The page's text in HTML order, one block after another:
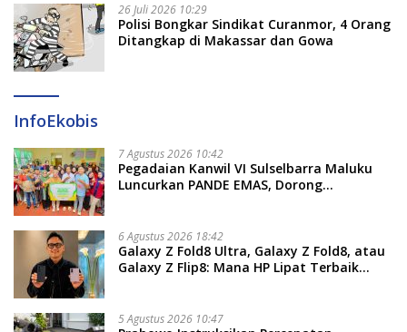
26 Juli 2026 10:29
Polisi Bongkar Sindikat Curanmor, 4 Orang
Ditangkap di Makassar dan Gowa
InfoEkobis
7 Agustus 2026 10:42
Pegadaian Kanwil VI Sulselbarra Maluku
Luncurkan PANDE EMAS, Dorong
6 Agustus 2026 18:42
Galaxy Z Fold8 Ultra, Galaxy Z Fold8, atau
Galaxy Z Flip8: Mana HP Lipat Terbaik
5 Agustus 2026 10:47